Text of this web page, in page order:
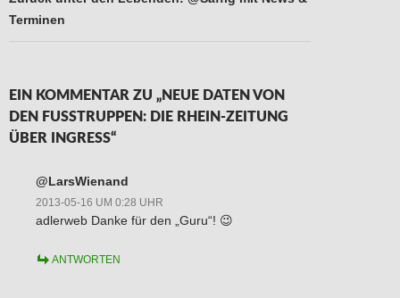
Terminen
EIN KOMMENTAR ZU „NEUE DATEN VON
DEN FUSSTRUPPEN: DIE RHEIN-ZEITUNG Ü
BER INGRESS“
@LarsWienand
2013-05-16 UM 0:28 UHR
adlerweb Danke für den „Guru“! 😉
ANTWORTEN